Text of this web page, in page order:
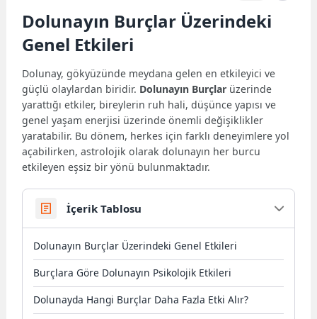
Dolunayın Burçlar Üzerindeki
Genel Etkileri
Dolunay, gökyüzünde meydana gelen en etkileyici ve
güçlü olaylardan biridir. Dolunayın Burçlar üzerinde
yarattığı etkiler, bireylerin ruh hali, düşünce yapısı ve
genel yaşam enerjisi üzerinde önemli değişiklikler
yaratabilir. Bu dönem, herkes için farklı deneyimlere yol
açabilirken, astrolojik olarak dolunayın her burcu
etkileyen eşsiz bir yönü bulunmaktadır.
İçerik Tablosu
Dolunayın Burçlar Üzerindeki Genel Etkileri
Burçlara Göre Dolunayın Psikolojik Etkileri
Dolunayda Hangi Burçlar Daha Fazla Etki Alır?